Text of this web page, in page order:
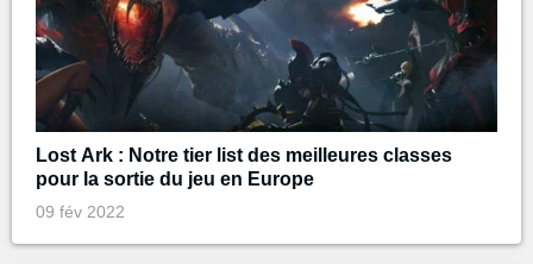
Lost Ark : Notre tier list des meilleures classes
pour la sortie du jeu en Europe
09 fév 2022